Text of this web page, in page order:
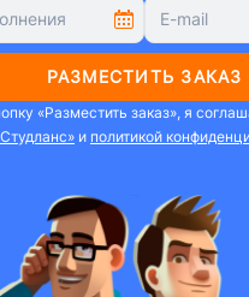
РАЗМЕСТИТЬ ЗАКАЗ
«Разместить заказ», я
и политикой